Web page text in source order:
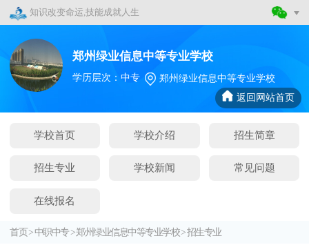
知识改变命运,技能成就人生
郑州绿业信息中等专业学校
郑州绿业信息中等专业学校
学历层次：中专
返回网站首页
学校首页 学校介绍 招生简章
招生专业 学校新闻 常见问题
在线报名
首页 >中职中专 >郑州绿业信息中等专业学校 >招生专业